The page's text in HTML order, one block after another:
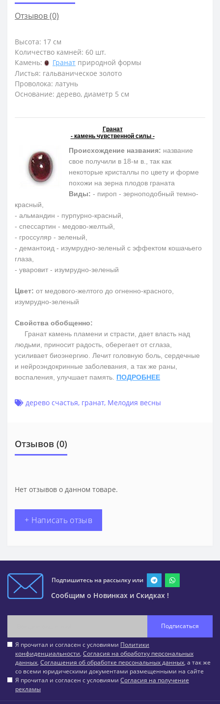
Отзывов (0)
Высота: 17 см
Количество камней: 60 шт.
Камень:
Гранат природной формы
Листья: гальваническое золото
Проволока: латунь
Основание: дерево, диаметр 5 см
Гранат
- камень чувственной силы -
Происхождение названия: название
свое получили в 18-м в., так как
некоторые кристаллы по цвету и форме
похожи на зерна плодов граната
Виды: - пироп - зерноподобный темно-
красный,
- альмандин - пурпурно-красный,
- спессартин - медово-желтый,
- гроссуляр - зеленый,
- демантоид - изумрудно-зеленый с эффектом кошачьего
глаза,
- уваровит - изумрудно-зеленый
Цвет: от медового-желтого до огненно-красного,
изумрудно-зеленый
Свойства обобщенно:
Гранат камень пламени и страсти, дает власть над
людьми, приносит радость, оберегает от сглаза,
усиливает биоэнергию. Лечит головную боль, сердечные
и нейроэндокринные заболевания, а так же раны,
воспаления, улучшает память. ПОДРОБНЕЕ
дерево счастья, гранат, Мелодия весны
Отзывов (0)
Нет отзывов о данном товаре.
+ Написать отзыв
Подпишитесь на рассылку или
Сообщим о Новинках и Скидках !
Подписаться
Я прочитал и согласен с условиями Политики
конфиденциальности, Согласия на обработку персональных
данных, Соглашения об обработке персональных данных, а так же
со всеми юридическими документами размещенными на сайте
Я прочитал и согласен с условиями Согласия на получение
рекламы